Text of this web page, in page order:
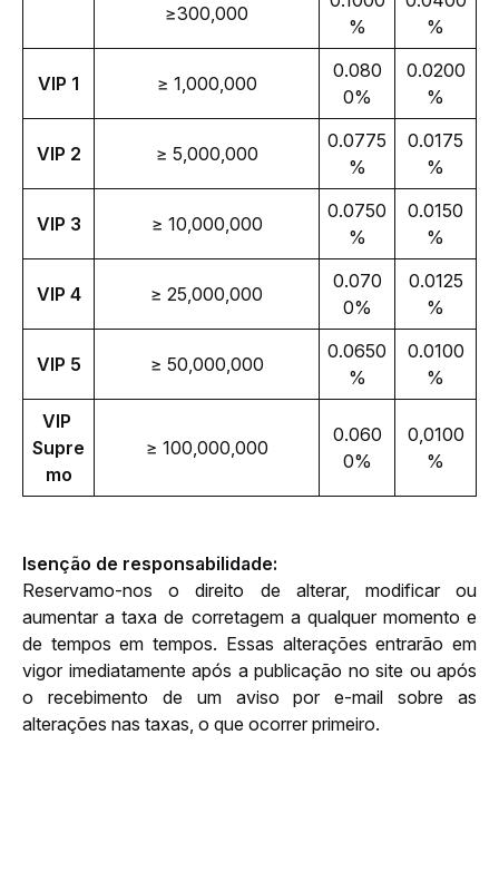
≥300,000
%
%
VIP 1 ≥ 1,000,000
0.080
0%
0.0200
%
VIP 2 ≥ 5,000,000
0.0775
%
0.0175
%
VIP 3 ≥ 10,000,000
0.0750
%
0.0150
%
VIP 4 ≥ 25,000,000
0.070
0%
0.0125
%
VIP 5 ≥ 50,000,000
0.0650
%
0.0100
%
VIP
Supre
mo
≥ 100,000,000
0.060
0%
0,0100
%
Isenção de responsabilidade:
Reservamo-nos o direito de alterar, modificar ou
aumentar a taxa de corretagem a qualquer momento e
de tempos em tempos. Essas alterações entrarão em
vigor imediatamente após a publicação no site ou após
o recebimento de um aviso por e-mail sobre as
alterações nas taxas, o que ocorrer primeiro.